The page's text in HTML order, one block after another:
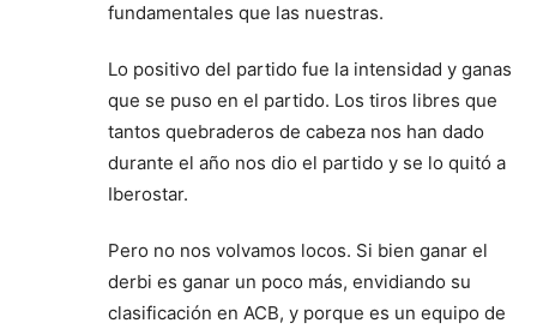
fundamentales que las nuestras.
Lo positivo del partido fue la intensidad y ganas
que se puso en el partido. Los tiros libres que
tantos quebraderos de cabeza nos han dado
durante el año nos dio el partido y se lo quitó a
Iberostar.
Pero no nos volvamos locos. Si bien ganar el
derbi es ganar un poco más, envidiando su
clasificación en ACB, y porque es un equipo de